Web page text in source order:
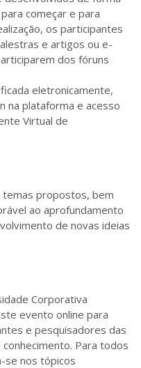
começar e para
os participantes
e artigos ou e-
dos fóruns
eletronicamente,
na plataforma e acesso
Virtual de
temas propostos, bem
ao aprofundamento
de novas ideias
Corporativa
evento online para
e pesquisadores das
Para todos
se nos tópicos